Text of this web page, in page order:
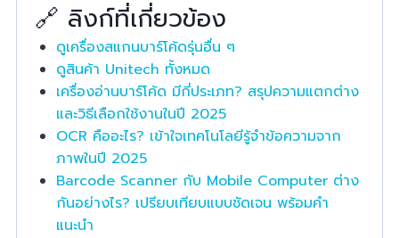
🔗 ลิงก์ที่เกี่ยวข้อง
ดูเครื่องสแกนบาร์โค้ดรุ่นอื่น ๆ
ดูสินค้า Unitech ทั้งหมด
เครื่องอ่านบาร์โค้ด มีกี่ประเภท? สรุปความแตกต่าง
และวิธีเลือกใช้งานในปี 2025
OCR คืออะไร? เข้าใจเทคโนโลยีรู้จำข้อความจาก
ภาพในปี 2025
Barcode Scanner กับ Mobile Computer ต่าง
กันอย่างไร? เปรียบเทียบแบบชัดเจน พร้อมคำ
แนะนำ